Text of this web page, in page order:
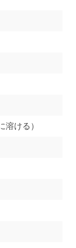
ける）